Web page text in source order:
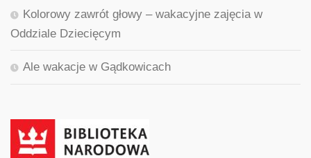
Kolorowy zawrót głowy – wakacyjne zajęcia w
Oddziale Dziecięcym
Ale wakacje w Gądkowicach